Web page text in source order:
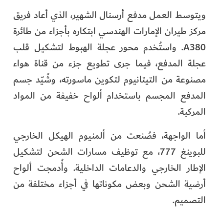
ويتوسط العمل مدفع أرسنال الشهير، الذي أعاد فريق
مركز طيران الإمارات الهندسي ابتكاره بأجزاء من طائرة
A380. واستُخدم محور عجلة الهبوط لتشكيل قلب
عجلة المدفع، فيما جرى تطويع جزء من قناة هواء
مصنوعة من التيتانيوم لتكوين ماسورته، وشُيّد جسم
المدفع المجسم باستخدام ألواح خفيفة من المواد
المركبة.
أما الواجهة، فصُنعت من ألمنيوم الهيكل الخارجي
للبوينغ 777، مع توظيف مسارات الشحن لتشكيل
الإطار الخارجي والدعامات الداخلية. وأُدمجت ألواح
أرضية الشحن وبعض مكوناتها في أجزاء مختلفة من
التصميم.